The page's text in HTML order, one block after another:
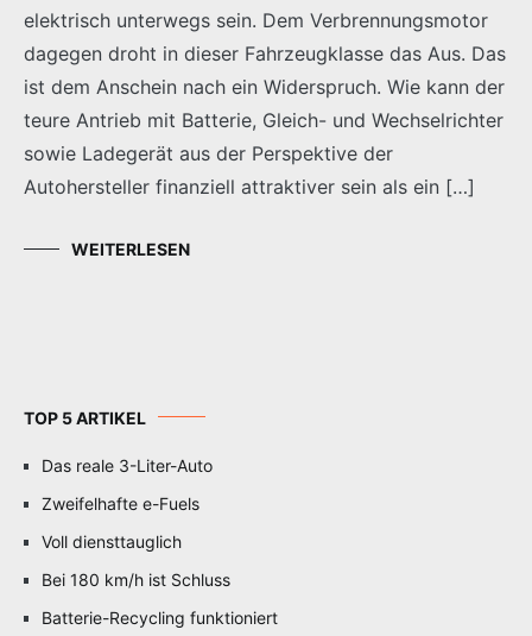
elektrisch unterwegs sein. Dem Verbrennungsmotor
dagegen droht in dieser Fahrzeugklasse das Aus. Das
ist dem Anschein nach ein Widerspruch. Wie kann der
teure Antrieb mit Batterie, Gleich- und Wechselrichter
sowie Ladegerät aus der Perspektive der
Autohersteller finanziell attraktiver sein als ein […]
WEITERLESEN
TOP 5 ARTIKEL
Das reale 3-Liter-Auto
Zweifelhafte e-Fuels
Voll diensttauglich
Bei 180 km/h ist Schluss
Batterie-Recycling funktioniert